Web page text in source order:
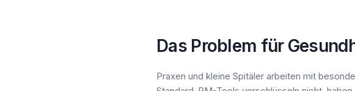
Das Problem für
Praxen und kleine Spitäler arbeiten mit